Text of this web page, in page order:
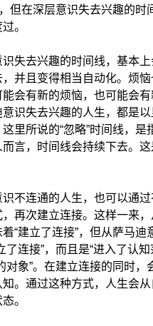
但在深层意识失去兴趣的时
。
失去兴趣的时间线，基本上
并且变得相当自动化。烦恼
会有新的烦恼，也可能会有
识失去兴趣的人生，都是
里所说的“忽略”时间线，是
言，时间线会持续下去。这
识不连通的人生，也可以通
再次建立连接。这样一来
“建立了连接”，但从萨马迪
了连接”，而且是“进入了认知
对象”。在建立连接的同时，
。通过这种方式，人生会
。